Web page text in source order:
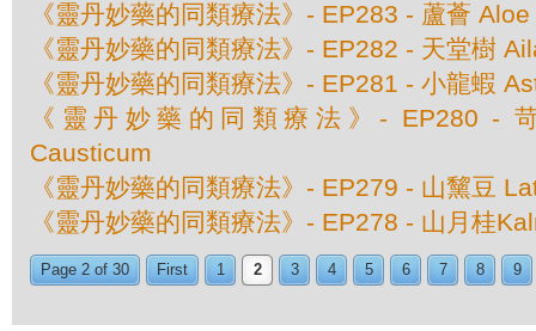
《靈丹妙藥的同類療法》- EP283 - 蘆薈
《靈丹妙藥的同類療法》- EP282 - 天堂樹
《靈丹妙藥的同類療法》- EP281 - 小龍蝦
《靈丹妙藥的同類療法》- EP280 -
Causticum
《靈丹妙藥的同類療法》- EP279 - 山黧豆
《靈丹妙藥的同類療法》- EP278 - 山月桂
Page 2 of 30 First 1 2 3 4 5 6 7 8 9